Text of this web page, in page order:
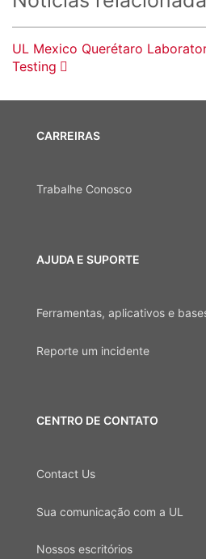
UL Mexico Querétaro
Testing
CARREIRAS
Trabalhe Conosco
AJUDA E SUPORTE
Ferramentas, aplicativos e
Reporte um incidente
CENTRO DE CONTATO
Contact Us
Sua comunicação com a UL
Nossos escritórios